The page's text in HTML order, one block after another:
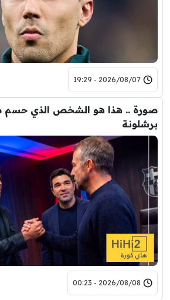
2026/08/07 - 19:29
صورة .. هذا هو الشخص الذي حسم
برشلونة
2026/08/08 - 00:23